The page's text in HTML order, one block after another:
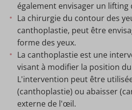
également envisager un lifting
La chirurgie du contour des
canthoplastie, peut être
forme des yeux.
La canthoplastie est une
visant à modifier la position
L'intervention peut être
(canthoplastie) ou abaisser
externe de l'œil.